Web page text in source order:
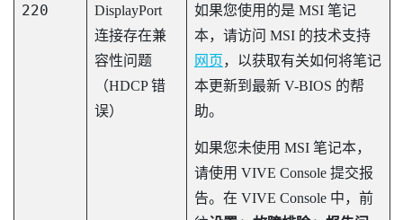
220
DisplayPort
连接存在兼
容性问题
（HDCP 错
误）
如果您使用的是 MSI 笔记
本，请访问 MSI 的技术支持
网页，以获取有关如何将笔记
本更新到最新 V-BIOS 的帮
助。
如果您未使用 MSI 笔记本，
请使用 VIVE Console 提交报
告。在 VIVE Console 中，前